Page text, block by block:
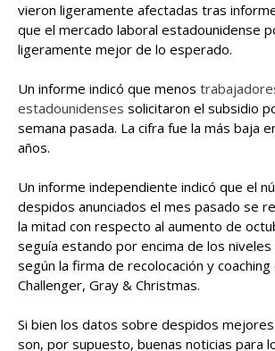
vieron ligeramente afectadas tras
que el mercado laboral estadounidense
ligeramente mejor de lo esperado.
Un informe indicó que menos
estadounidenses solicitaron el subsidio
semana pasada. La cifra fue la más baja
años.
Un informe independiente indicó que el
despidos anunciados el mes pasado se
la mitad con respecto al aumento de
seguía estando por encima de los
según la firma de recolocación y
Challenger, Gray & Christmas.
Si bien los datos sobre despidos
son, por supuesto, buenas noticias para